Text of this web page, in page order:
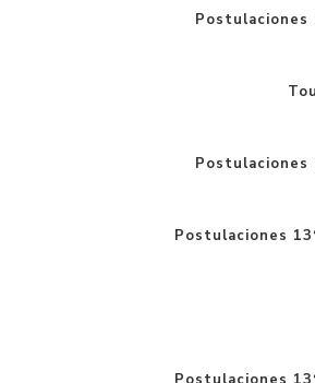
Postulaciones
Postulaciones
Postulaciones